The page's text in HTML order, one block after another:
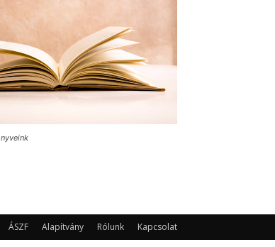
ÁSZF Alapítvány Rólunk Kapcsolat